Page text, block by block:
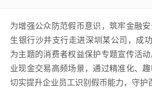
为增强公众防范假币意识，筑牢金融
生银行沙井支行走进深圳某公司，成
为主题的消费者权益保护专题宣传活
业现金交易高频场景，通过精准化、趣
切实提升企业员工识别假币能力，守护